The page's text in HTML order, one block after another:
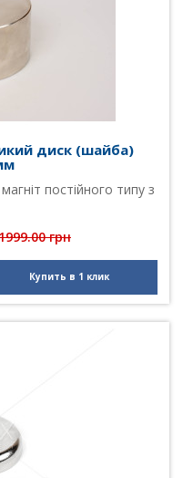
диск (шайба)
постійного типу з
грн
Купить в 1 клик